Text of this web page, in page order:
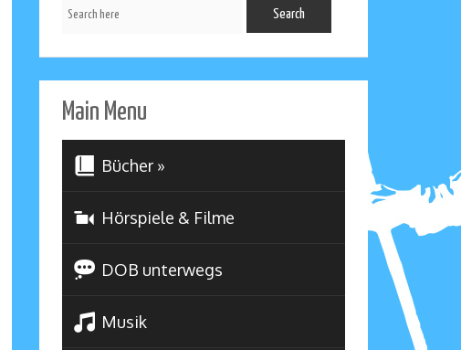
Main Menu
Bücher »
Hörspiele & Filme
DOB unterwegs
Musik